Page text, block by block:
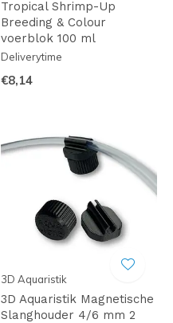
Tropical Shrimp-Up
Breeding & Colour
voerblok 100 ml
Deliverytime
€8,14
3D Aquaristik
3D Aquaristik Magnetische
Slanghouder 4/6 mm 2